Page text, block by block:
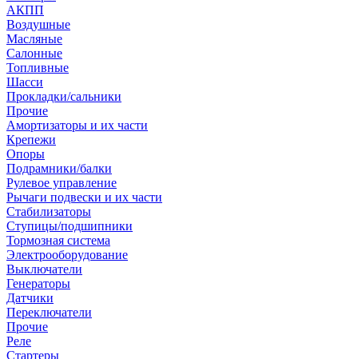
АКПП
Воздушные
Масляные
Салонные
Топливные
Шасси
Прокладки/сальники
Прочие
Амортизаторы и их части
Крепежи
Опоры
Подрамники/балки
Рулевое управление
Рычаги подвески и их части
Стабилизаторы
Ступицы/подшипники
Тормозная система
Электрооборудование
Выключатели
Генераторы
Датчики
Переключатели
Прочие
Реле
Стартеры